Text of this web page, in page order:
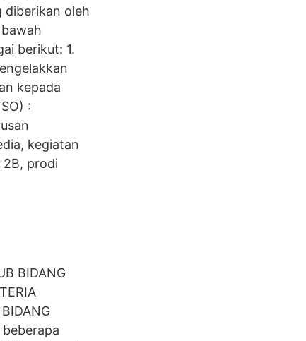
diberikan oleh
berikut: 1.
kepada
:
kegiatan
2B, prodi
BIDANG
beberapa